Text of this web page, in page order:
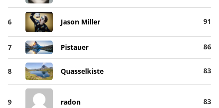
6 Jason Miller 91
7 Pistauer 86
8 Quasselkiste 83
9 radon 83